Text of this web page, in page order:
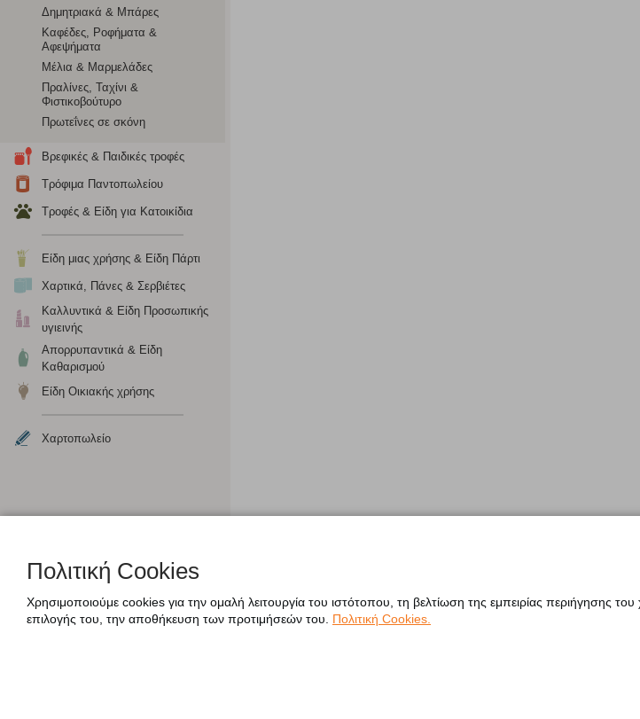
Δημητριακά & Μπάρες
Καφέδες, Ροφήματα &
Αφεψήματα
Μέλια & Μαρμελάδες
Πραλίνες, Ταχίνι &
Φιστικοβούτυρο
Πρωτεΐνες σε σκόνη
Βρεφικές & Παιδικές τροφές
Τρόφιμα Παντοπωλείου
Τροφές & Είδη για Κατοικίδια
Είδη μιας χρήσης & Είδη Πάρτι
Χαρτικά, Πάνες & Σερβιέτες
Καλλυντικά & Είδη Προσωπικής
υγιεινής
Απορρυπαντικά & Είδη
Καθαρισμού
Είδη Οικιακής χρήσης
Χαρτοπωλείο
Πολιτική Cookies
Χρησιμοποιούμε cookies για την ομαλή λειτουργία του ιστότοπου, τη βελτίωση της εμπειρίας περιήγησης
επιλογής του, την αποθήκευση των προτιμήσεών του.
Πολιτική Cookies.
το πρόγραμμα περιήγησης και τη συσκευή σας. Αν δεν επιλέξετε τη συγκεκριμένη κατηγορία cookies, δεν
Cookies απόδοσης
Η συγκεκριμένη κατηγορία cookies μας δίνει τη δυνατότητα να ενημερωνόμαστε για την
να γνωρίζουμε ποιες σελίδες είναι περισσότερο, ή λιγότερο δημοφιλείς και να βλέπουμε την
τα cookies είναι συγκεντρωτικές και, συνεπώς, ανώνυμες. Αν δεν επιτρέψετε την αποδοχή αυτής της
Απολύτως απαραίτητα cookies
Η συγκεκριμένη κατηγορία cookies είναι απαραίτητη για τη λειτουργία του ιστότοπου και